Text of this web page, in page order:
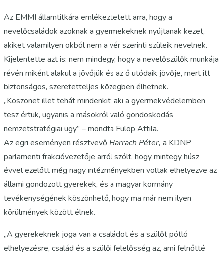
Az EMMI államtitkára emlékeztetett arra, hogy a
nevelőcsaládok azoknak a gyermekeknek nyújtanak kezet,
akiket valamilyen okból nem a vér szerinti szüleik nevelnek.
Kijelentette azt is: nem mindegy, hogy a nevelőszülők munkája
révén miként alakul a jövőjük és az ő utódaik jövője, mert itt
biztonságos, szeretetteljes közegben élhetnek.
„Köszönet illet tehát mindenkit, aki a gyermekvédelemben
tesz értük, ugyanis a másokról való gondoskodás
nemzetstratégiai ügy” – mondta Fülöp Attila.
Az egri eseményen résztvevő Harrach Péter, a KDNP
parlamenti frakcióvezetője arról szólt, hogy mintegy húsz
évvel ezelőtt még nagy intézményekben voltak elhelyezve az
állami gondozott gyerekek, és a magyar kormány
tevékenységének köszönhető, hogy ma már nem ilyen
körülmények között élnek.
„A gyerekeknek joga van a családot és a szülőt pótló
elhelyezésre, család és a szülői felelősség az, ami felnőtté